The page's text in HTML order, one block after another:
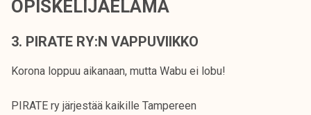
OPISKELIJAELÄMÄ
3. PIRATE RY:N VAPPUVIIKKO
Korona loppuu aikanaan, mutta Wabu ei lobu!
PIRATE ry järjestää kaikille Tampereen